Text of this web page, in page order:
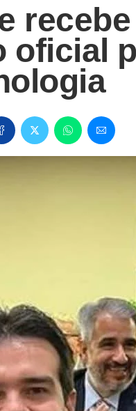
recebe
oficial